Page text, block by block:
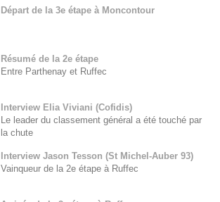
Départ de la 3e étape à Moncontour
Résumé de la 2e étape
Entre Parthenay et Ruffec
Interview Elia Viviani (Cofidis)
Le leader du classement général a été touché par
la chute
Interview Jason Tesson (St Michel-Auber 93)
Vainqueur de la 2e étape à Ruffec